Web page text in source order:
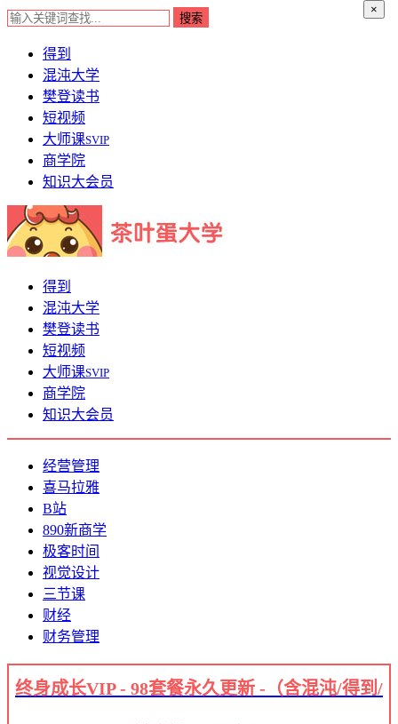
×
得到
混沌大学
樊登读书
短视频
大师课SVIP
商学院
知识大会员
得到
混沌大学
樊登读书
短视频
大师课SVIP
商学院
知识大会员
经营管理
喜马拉雅
B站
890新商学
极客时间
视觉设计
三节课
财经
财务管理
终身成长VIP - 98套餐永久更新 -（含混沌/得到/